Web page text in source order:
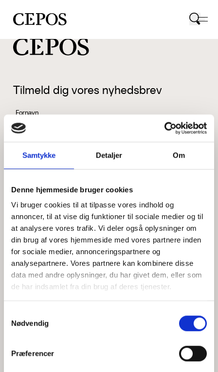
Samtykke Detaljer Om
Denne hjemmeside bruger cookies
Vi bruger cookies til at tilpasse vores indhold og
annoncer, til at vise dig funktioner til sociale medier og til
at analysere vores trafik. Vi deler også oplysninger om
din brug af vores hjemmeside med vores partnere inden
for sociale medier, annonceringspartnere og
analysepartnere. Vores partnere kan kombinere disse
data med andre oplysninger, du har givet dem, eller som
de har indsamlet fra din brug af deres tjenester.
Nødvendig
Præferencer
CEPOS logo
Tilmeld dig vores nyhedsbrev
Fornavn
Efternavn
Jeg accepterer behandlingen af mine personoplysninger i
henhold tilprivatlivspolitikken